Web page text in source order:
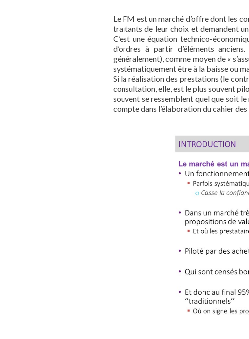
Le FM est un marché d’offre dont les
traitants de leur choix et demandent
C’est une équation technico-
d’ordres à partir d’éléments
généralement), comme moyen de «
systématiquement être à la baisse ou
Si la réalisation des prestations (le
consultation, elle, est le plus souvent
souvent se ressemblent quel que soit
compte dans l’élaboration du cahier des